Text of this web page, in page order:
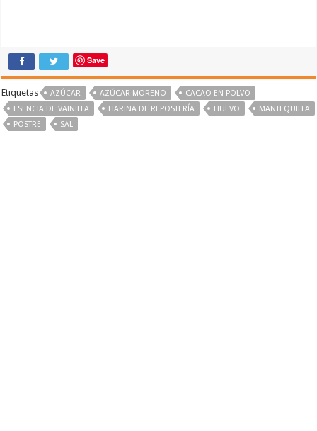
Save
Etiquetas AZÚCAR AZÚCAR MORENO
CACAO EN POLVO
ESENCIA DE VAINILLA
HARINA DE REPOSTERÍA HUEVO
MANTEQUILLA
POSTRE
SAL